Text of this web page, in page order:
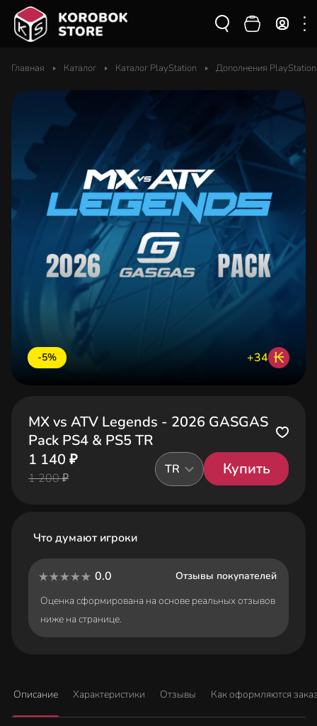
Главная Каталог Каталог PlayStation Дополнения PlayStation
-5% +34 ₭
MX vs ATV Legends - 2026 GASGAS
Pack PS4 & PS5 TR
1 140 ₽
1 200 ₽
TR Купить
Что думают игроки
0.0
Отзывы покупателей
Оценка сформирована на основе реальных отзывов
ниже на странице.
Описание Характеристики Отзывы Как оформляются